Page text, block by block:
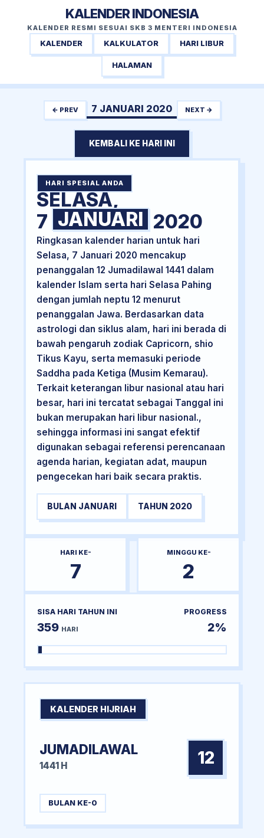
KALENDER INDONESIA
KALENDER RESMI SESUAI SKB 3 MENTERI INDONESIA
KALENDER KALKULATOR HARI LIBUR
HALAMAN
← PREV 7 JANUARI 2020 NEXT →
KEMBALI KE HARI INI
HARI SPESIAL ANDA
SELASA,
7 JANUARI 2020
Ringkasan kalender harian untuk hari
Selasa, 7 Januari 2020 mencakup
penanggalan 12 Jumadilawal 1441 dalam
kalender Islam serta hari Selasa Pahing
dengan jumlah neptu 12 menurut
penanggalan Jawa. Berdasarkan data
astrologi dan siklus alam, hari ini berada di
bawah pengaruh zodiak Capricorn, shio
Tikus Kayu, serta memasuki periode
Saddha pada Ketiga (Musim Kemarau).
Terkait keterangan libur nasional atau hari
besar, hari ini tercatat sebagai Tanggal ini
bukan merupakan hari libur nasional.,
sehingga informasi ini sangat efektif
digunakan sebagai referensi perencanaan
agenda harian, kegiatan adat, maupun
pengecekan hari baik secara praktis.
BULAN JANUARI TAHUN 2020
HARI KE-
7
MINGGU KE-
2
SISA HARI TAHUN INI
359 HARI
PROGRESS
2%
KALENDER HIJRIAH
JUMADILAWAL
1441 H 12
BULAN KE-0